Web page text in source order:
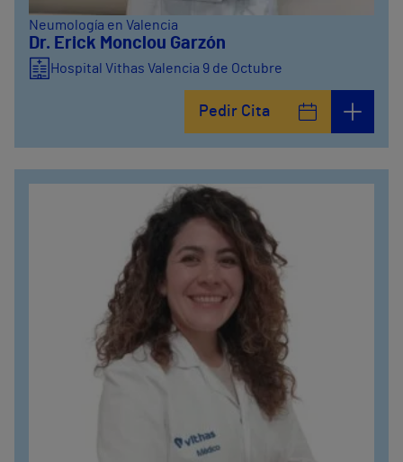
Neumología en Valencia
Dr. Erick Monclou Garzón
Hospital Vithas Valencia 9 de Octubre
Pedir Cita